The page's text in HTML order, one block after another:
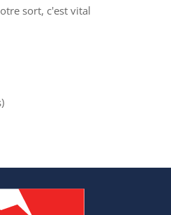
sort, c'est vital